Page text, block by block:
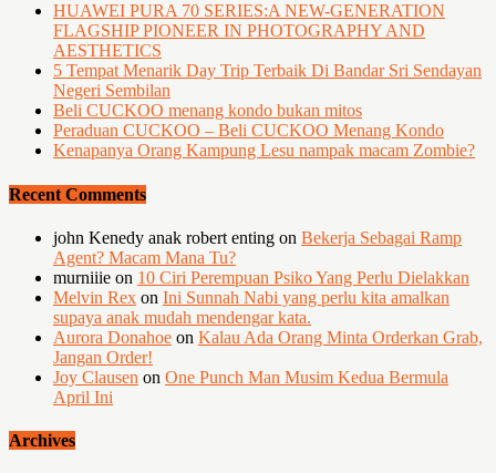
HUAWEI PURA 70 SERIES:A NEW-GENERATION
FLAGSHIP PIONEER IN PHOTOGRAPHY AND
AESTHETICS
5 Tempat Menarik Day Trip Terbaik Di Bandar Sri Sendayan
Negeri Sembilan
Beli CUCKOO menang kondo bukan mitos
Peraduan CUCKOO – Beli CUCKOO Menang Kondo
Kenapanya Orang Kampung Lesu nampak macam Zombie?
Recent Comments
john Kenedy anak robert enting on Bekerja Sebagai Ramp
Agent? Macam Mana Tu?
murniiie on 10 Ciri Perempuan Psiko Yang Perlu Dielakkan
Melvin Rex on Ini Sunnah Nabi yang perlu kita amalkan
supaya anak mudah mendengar kata.
Aurora Donahoe on Kalau Ada Orang Minta Orderkan Grab,
Jangan Order!
Joy Clausen on One Punch Man Musim Kedua Bermula
April Ini
Archives